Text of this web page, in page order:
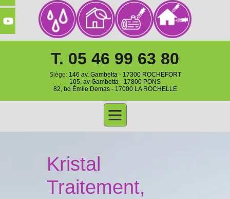
T. 05 46 99 63 80
Siège: 146 av. Gambetta - 17300 ROCHEFORT
105, av Gambetta - 17800 PONS
82, bd Émile Demas - 17000 LA ROCHELLE
Kristal
Traitement,